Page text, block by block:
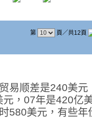
第 頁／共12頁
易顺差是240美
元，07年是420亿
580美元，有些